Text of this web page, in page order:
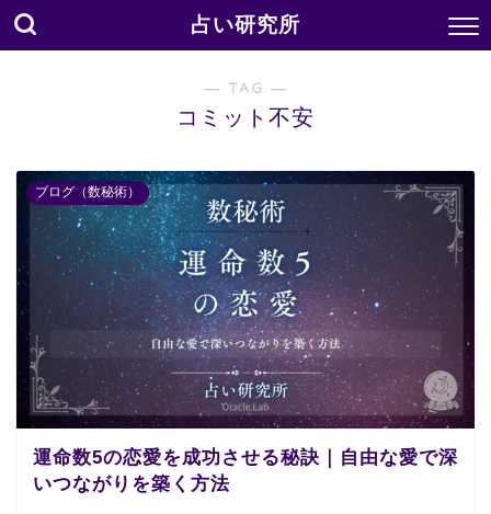
占い研究所
― TAG ―
コミット不安
ブログ（数秘術）
運命数5の恋愛を成功させる秘訣｜自由な愛で深
いつながりを築く方法